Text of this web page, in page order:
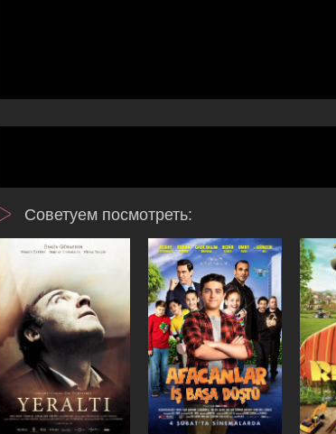
Советуем посмотреть: